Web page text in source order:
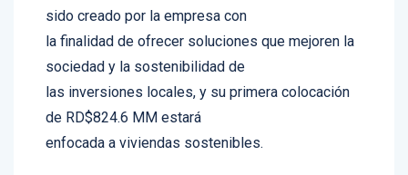
sido creado por la empresa con
la finalidad de ofrecer soluciones que mejoren la
sociedad y la sostenibilidad de
las inversiones locales, y su primera colocación
de RD$824.6 MM estará
enfocada a viviendas sostenibles.